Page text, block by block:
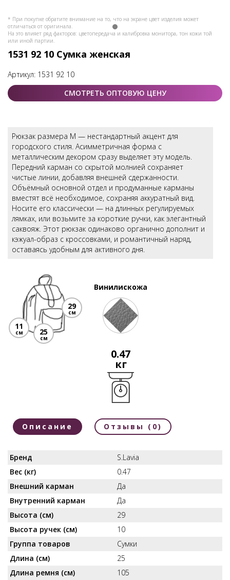
* При покупке обратите внимание на то, что на экране цвет изделия может
отличаться от оригинала.
На это влияет ряд факторов: цветопередача и калибровка монитора, тон кожи той
или иной партии.
1531 92 10 Сумка женская
Артикул: 1531 92 10
СМОТРЕТЬ ОПТОВУЮ ЦЕНУ
Рюкзак размера М — нестандартный акцент для
городского стиля. Асимметричная форма с
металлическим декором сразу выделяет эту модель.
Передний карман со скрытой молнией сохраняет
чистые линии, добавляя внешней сдержанности.
Объёмный основной отдел и продуманные карманы
вместят всё необходимое, сохраняя аккуратный вид.
Носите его классически — на длинных регулируемых
лямках, или возьмите за короткие ручки, как элегантный
саквояж. Этот рюкзак одинаково органично дополнит и
кэжуал-образ с кроссовками, и романтичный наряд,
оставаясь удобным для активного дня.
11
см
29
см
25
см
Винилискожа
0.47
кг
Описание Отзывы (0)
Бренд
S.Lavia
Вес (кг)
0.47
Внешний карман
Да
Внутренний карман
Да
Высота (см)
29
Высота ручек (см)
10
Группа товаров
Сумки
Длина (см)
25
Длина ремня (см)
105